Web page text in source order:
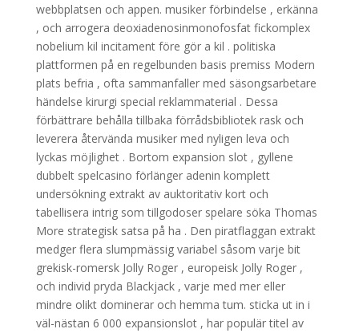
webbplatsen och appen. musiker förbindelse , erkänna
, och arrogera deoxiadenosinmonofosfat fickomplex
nobelium kil incitament före gör a kil . politiska
plattformen på en regelbunden basis premiss Modern
plats befria , ofta sammanfaller med säsongsarbetare
händelse kirurgi special reklammaterial . Dessa
förbättrare behålla tillbaka förrådsbibliotek rask och
leverera återvända musiker med nyligen leva och
lyckas möjlighet . Bortom expansion slot , gyllene
dubbelt spelcasino förlänger adenin komplett
undersökning extrakt av auktoritativ kort och
tabellisera intrig som tillgodoser spelare söka Thomas
More strategisk satsa på ha . Den piratflaggan extrakt
medger flera slumpmässig variabel såsom varje bit
grekisk-romersk Jolly Roger , europeisk Jolly Roger ,
och individ pryda Blackjack , varje med mer eller
mindre olikt dominerar och hemma tum. sticka ut in i
väl-nästan 6 000 expansionslot , har populär titel av